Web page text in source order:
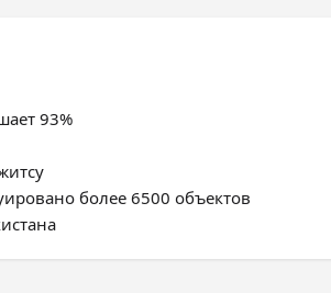
93%
более 6500 объектов